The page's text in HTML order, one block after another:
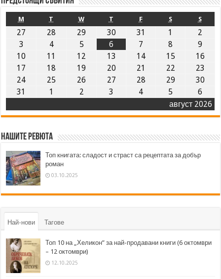
август 2026
M T W T F S S
27 28 29 30 31 1
2
3
4 5 6 7 8
9
10
11 12 13 14 15
16
17
18 19 20 21 22
23
24
25 26 27 28 29
30
31
1 2 3 4 5 6
Нашите ревюта
Топ книгата: сладост и страст са рецептата за добър
роман
03.10.2025
Най-нови Тагове
Топ 10 на „Хеликон” за най-продавани книги (6 октомври
– 12 октомври)
12.10.2025